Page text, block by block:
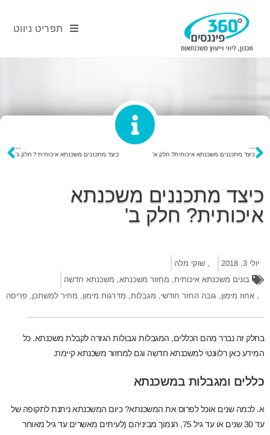
תפריט ניווט
כיצד מתכננים משכנתא איכותית? חלק א' כיצד מתכננים משכנתא איכותית ? חלק ג'
כיצד מתכננים משכנתא
איכותית? חלק ב'
יולי 3, 2018 , שוקי מלה
בונים משכנתא איכותית, מחזור משכנתא, משכנתא חדשה
, אחוז מימון, גובה החזר חודשי, מגבלות, מדרגות מימון, מחיר למשתכן, פריסה
בחלק זה נברר מהם הכללים, המגבלות וגבולות הגזרה לקבלת משכנתא. כל
המידע כאן רלוונטי למשכנתא חדשה וגם למחזור משכנתא קיימת.
כללים ומגבלות במשכנתא
א. לכמה שנים אוכל לפרוס את המשכנתא? כיום המשכנתא ניתנת לתקופה של
עד 30 שנים או עד גיל 75, הנמוך מביניהם (לעיתים מאשרים עד גיל מאוחר